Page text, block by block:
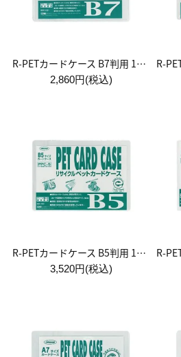
R-PETカードケース B7判用 1袋:20枚入
2,860円(税込)
R-PETカードケース B5判用 1袋:10枚入
3,520円(税込)